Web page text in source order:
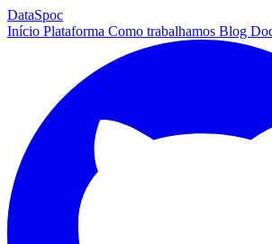
DataSpoc
Início Plataforma Como trabalhamos Blog